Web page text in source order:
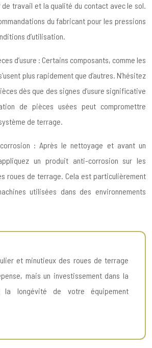
travail et la qualité du contact avec le sol.
du fabricant pour les pressions
d’utilisation.
d’usure : Certains composants, comme les
plus rapidement que d’autres. N’hésitez
dès que des signes d’usure significative
de pièces usées peut compromettre
de terrage.
: Après le nettoyage et avant un
un produit anti-corrosion sur les
roues de terrage. Cela est particulièrement
utilisées dans des environnements
et minutieux des roues de terrage
mais un investissement dans la
la longévité de votre équipement